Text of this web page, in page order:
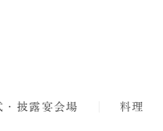
・披露宴会場 料理